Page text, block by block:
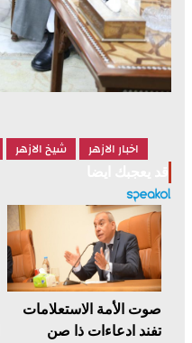
اخبار الازهر شيخ الازهر
صوت الأمة الاستعلامات
تفند ادعاءات ذا صن